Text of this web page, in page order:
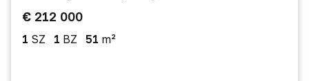
€ 212 000
1 SZ 1 BZ 51 m²